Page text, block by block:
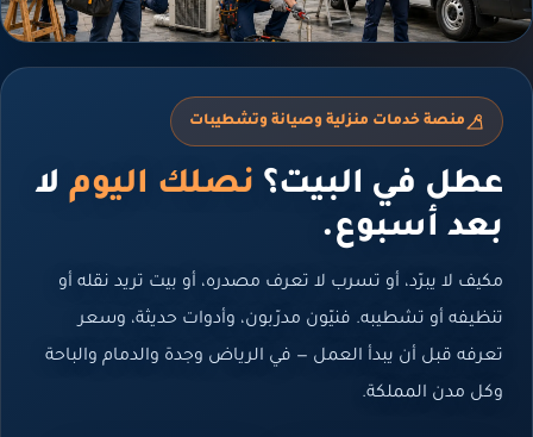
منصة خدمات منزلية وصيانة وتشطيبات
في البيت؟نصلك اليوملا
أسبوع.
لا يبرّد، أو تسرب لا تعرف مصدره، أو بيت تريد نقله أو
أو تشطيبه. فنيّون مدرّبون، وأدوات حديثة، وسعر
قبل أن يبدأ العمل — في الرياض وجدة والدمام والباحة
مدن المملكة.